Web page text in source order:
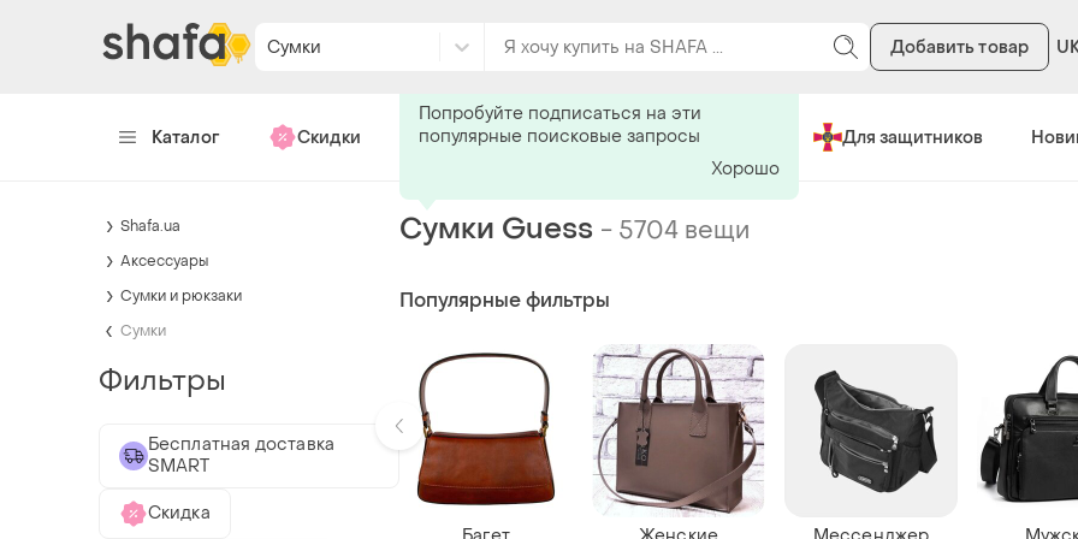
Сумки Добавить товар
Каталог Скидки Хендмейд Сделано в Украине Для защитников
Сумки Guess - 5704 вещи
Популярные фильтры
Попробуйте подписаться на эти
популярные поисковые запросы
Хорошо
Shafa.ua
Аксессуары
Сумки и рюкзаки
Сумки
Фильтры
Бесплатная доставка
SMART
Скидка